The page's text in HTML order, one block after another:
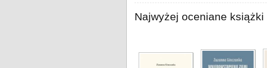
Najwyżej oceniane książki